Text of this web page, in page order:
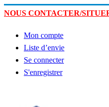
NOUS CONTACTER/
Mon compte
Liste d’envie
Se connecter
S'enregistrer